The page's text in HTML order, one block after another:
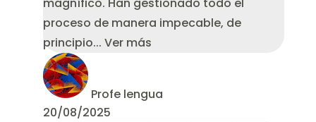
magnífico. Han gestionado todo el
proceso de manera impecable, de
principio... Ver más
Profe lengua
20/08/2025